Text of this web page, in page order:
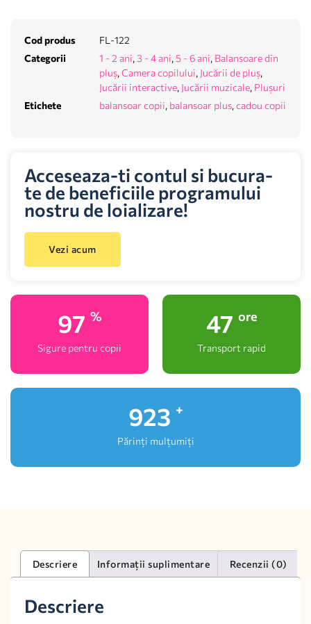
Cod produs
FL-122
Categorii
1 - 2 ani, 3 - 4 ani, 5 - 6 ani, Balansoare din
pluș, Camera copilului, Jucării de pluș,
Jucării interactive, Jucării muzicale, Plușuri
Etichete
balansoar copii, balansoar plus, cadou copii
Acceseaza-ti contul si bucura-
te de beneficiile programului
nostru de loializare!
Vezi acum
100 %
Sigure pentru copii
48 ore
Transport rapid
1,000
Părinți mulțumiți
Descriere Informații suplimentare Recenzii (0)
Descriere